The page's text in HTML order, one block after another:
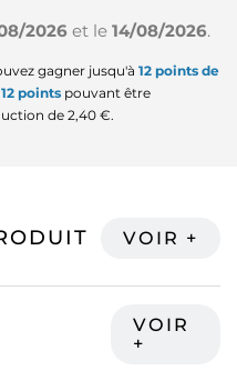
2026 et le 14/08/2026.
gagner jusqu'à 12 points de
12 points pouvant être
de 2,40 €.